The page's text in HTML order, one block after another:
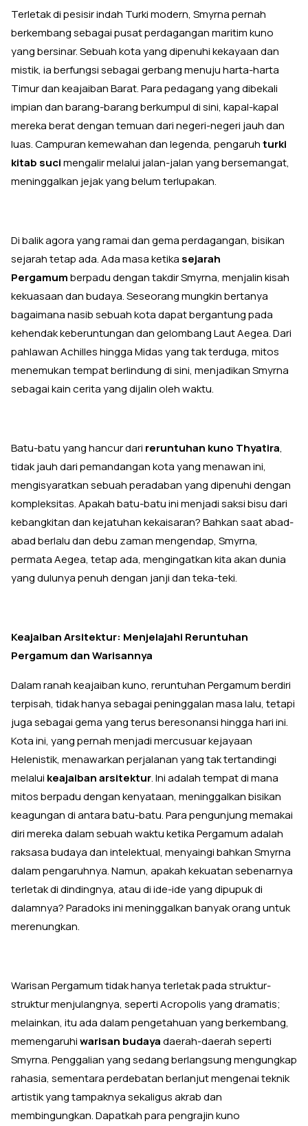
Terletak di pesisir indah Turki modern, Smyrna pernah
berkembang sebagai pusat perdagangan maritim kuno
yang bersinar. Sebuah kota yang dipenuhi kekayaan dan
mistik, ia berfungsi sebagai gerbang menuju harta-harta
Timur dan keajaiban Barat. Para pedagang yang dibekali
impian dan barang-barang berkumpul di sini, kapal-kapal
mereka berat dengan temuan dari negeri-negeri jauh dan
luas. Campuran kemewahan dan legenda, pengaruhturki
kitab sucimengalir melalui jalan-jalan yang bersemangat,
meninggalkan jejak yang belum terlupakan.
Di balik agora yang ramai dan gema perdagangan, bisikan
sejarah tetap ada. Ada masa ketika sejarah
Pergamumberpadu dengan takdir Smyrna, menjalin kisah
kekuasaan dan budaya. Seseorang mungkin bertanya
bagaimana nasib sebuah kota dapat bergantung pada
kehendak keberuntungan dan gelombang Laut Aegea. Dari
pahlawan Achilles hingga Midas yang tak terduga, mitos
menemukan tempat berlindung di sini, menjadikan Smyrna
sebagai kain cerita yang dijalin oleh waktu.
Batu-batu yang hancur dari reruntuhan kuno Thyatira,
tidak jauh dari pemandangan kota yang menawan ini,
mengisyaratkan sebuah peradaban yang dipenuhi dengan
kompleksitas. Apakah batu-batu ini menjadi saksi bisu dari
kebangkitan dan kejatuhan kekaisaran? Bahkan saat abad-
abad berlalu dan debu zaman mengendap, Smyrna,
permata Aegea, tetap ada, mengingatkan kita akan dunia
yang dulunya penuh dengan janji dan teka-teki.
Keajaiban Arsitektur: Menjelajahi Reruntuhan
Pergamum dan Warisannya
Dalam ranah keajaiban kuno, reruntuhan Pergamum berdiri
terpisah, tidak hanya sebagai peninggalan masa lalu, tetapi
juga sebagai gema yang terus beresonansi hingga hari ini.
Kota ini, yang pernah menjadi mercusuar kejayaan
Helenistik, menawarkan perjalanan yang tak tertandingi
melalui keajaiban arsitektur. Ini adalah tempat di mana
mitos berpadu dengan kenyataan, meninggalkan bisikan
keagungan di antara batu-batu. Para pengunjung memakai
diri mereka dalam sebuah waktu ketika Pergamum adalah
raksasa budaya dan intelektual, menyaingi bahkan Smyrna
dalam pengaruhnya. Namun, apakah kekuatan sebenarnya
terletak di dindingnya, atau di ide-ide yang dipupuk di
dalamnya? Paradoks ini meninggalkan banyak orang untuk
merenungkan.
Warisan Pergamum tidak hanya terletak pada struktur-
struktur menjulangnya, seperti Acropolis yang dramatis;
melainkan, itu ada dalam pengetahuan yang berkembang,
memengaruhiwarisan budayadaerah-daerah seperti
Smyrna. Penggalian yang sedang berlangsung mengungkap
rahasia, sementara perdebatan berlanjut mengenai teknik
artistik yang tampaknya sekaligus akrab dan
membingungkan. Dapatkah para pengrajin kuno